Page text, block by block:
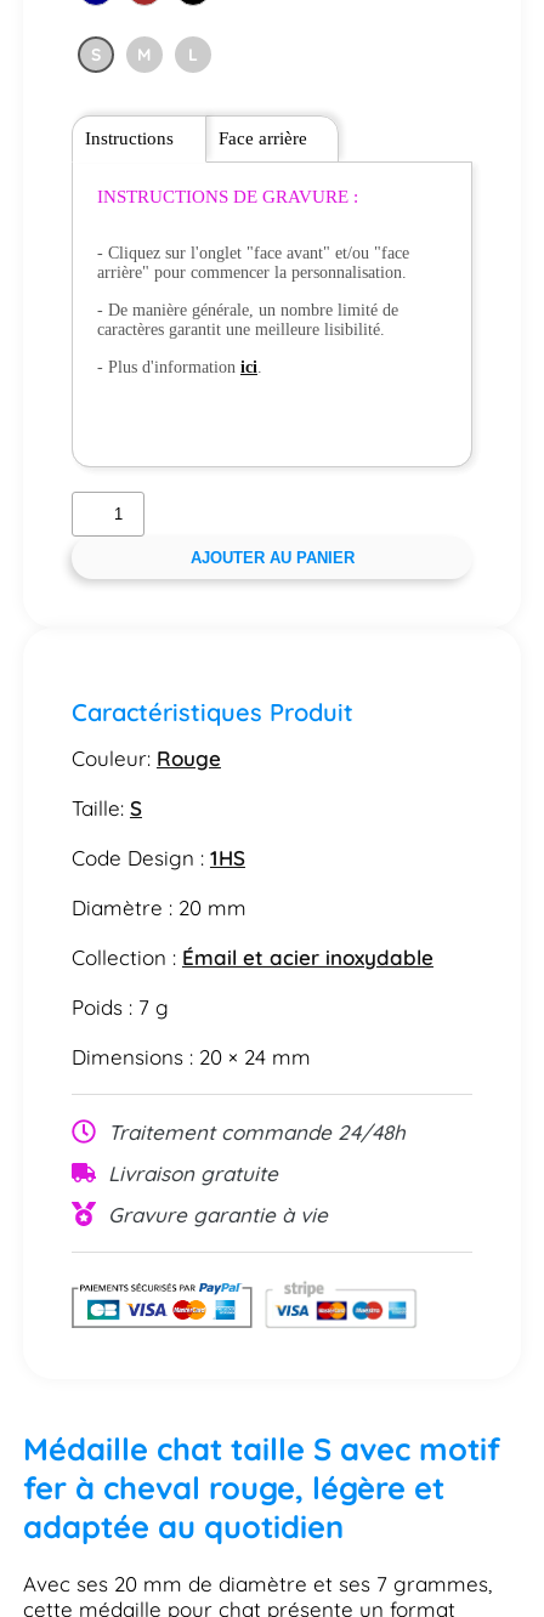
S M L
Instructions
INSTRUCTIONS DE GRAVURE :
- Cliquez sur l'onglet "face avant" et/ou "face
arrière" pour commencer la personnalisation.
- De manière générale, un nombre limité de
caractères garantit une meilleure lisibilité.
- Plus d'information ici.
Face arrière
AJOUTER AU PANIER
Caractéristiques Produit
Couleur: Rouge
Taille: S
Code Design : 1HS
Diamètre : 20 mm
Collection : Émail et acier inoxydable
Poids : 7 g
Dimensions : 20 × 24 mm
Traitement commande 24/48h
Livraison gratuite
Gravure garantie à vie
Médaille chat taille S avec motif
fer à cheval rouge, légère et
adaptée au quotidien
Avec ses 20 mm de diamètre et ses 7 grammes,
cette médaille pour chat présente un format